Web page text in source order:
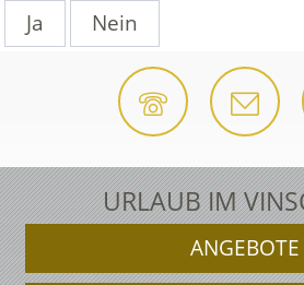
Ja
Nein
URLAUB IM
ANGEBOTE